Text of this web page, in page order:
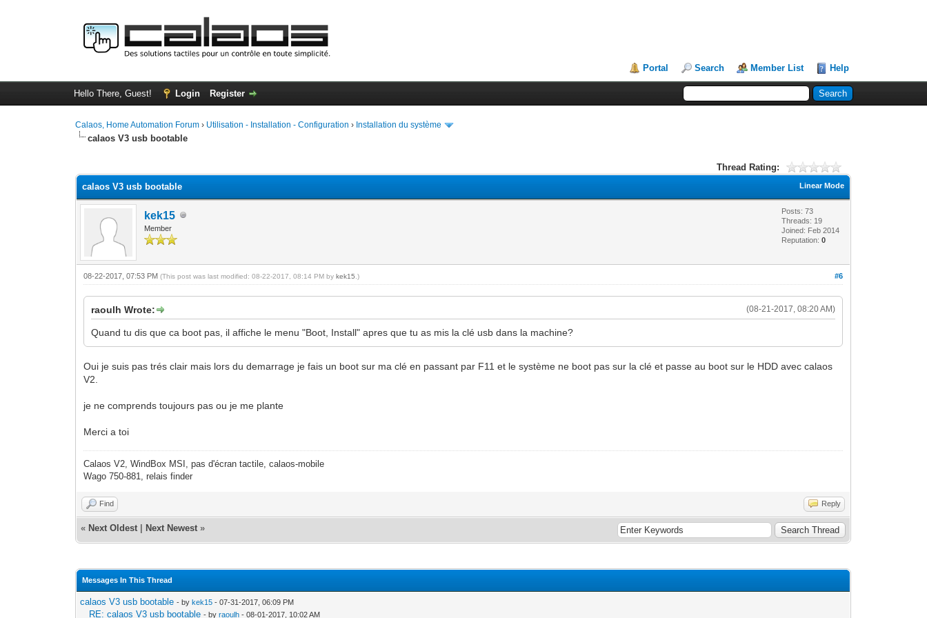
Portal Search Member List Help
Hello There, Guest! Login Register
Calaos, Home Automation Forum › Utilisation - Installation - Configuration › Installation du système
calaos V3 usb bootable
Thread Rating:
Linear Mode
calaos V3 usb bootable
kek15
Member
Posts: 73
Threads: 19
Joined: Feb 2014
Reputation:0
#6
08-22-2017, 07:53 PM(This post was last modified: 08-22-2017, 08:14 PM bykek15 .)
(08-21-2017, 08:20 AM)
raoulh Wrote:
Quand tu dis que ca boot pas, il affiche le menu "Boot, Install" apres que tu as mis la clé usb dans la machine?
Oui je suis pas trés clair mais lors du demarrage je fais un boot sur ma clé en passant par F11 et le système ne boot pas sur la clé et passe au boot sur le HDD avec calaos
V2.
je ne comprends toujours pas ou je me plante
Merci a toi
Calaos V2, WindBox MSI, pas d'écran tactile, calaos-mobile
Wago 750-881, relais finder
Find Reply
« Next Oldest Next Newest »
Messages In This Thread
calaos V3 usb bootable - bykek15 - 07-31-2017, 06:09 PM
RE: calaos V3 usb bootable - byraoulh - 08-01-2017, 10:02 AM